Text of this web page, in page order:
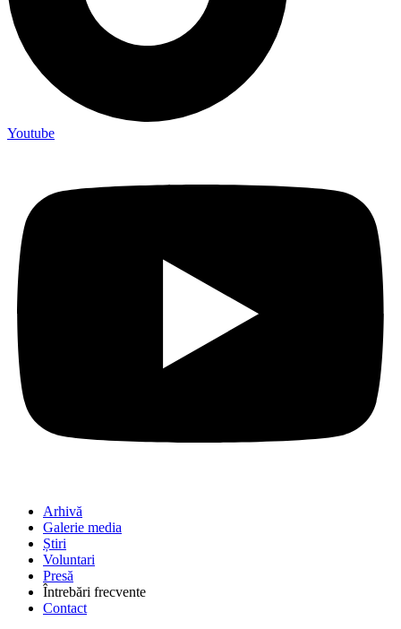
Youtube
Arhivă
Galerie media
Știri
Voluntari
Presă
Întrebări frecvente
Contact